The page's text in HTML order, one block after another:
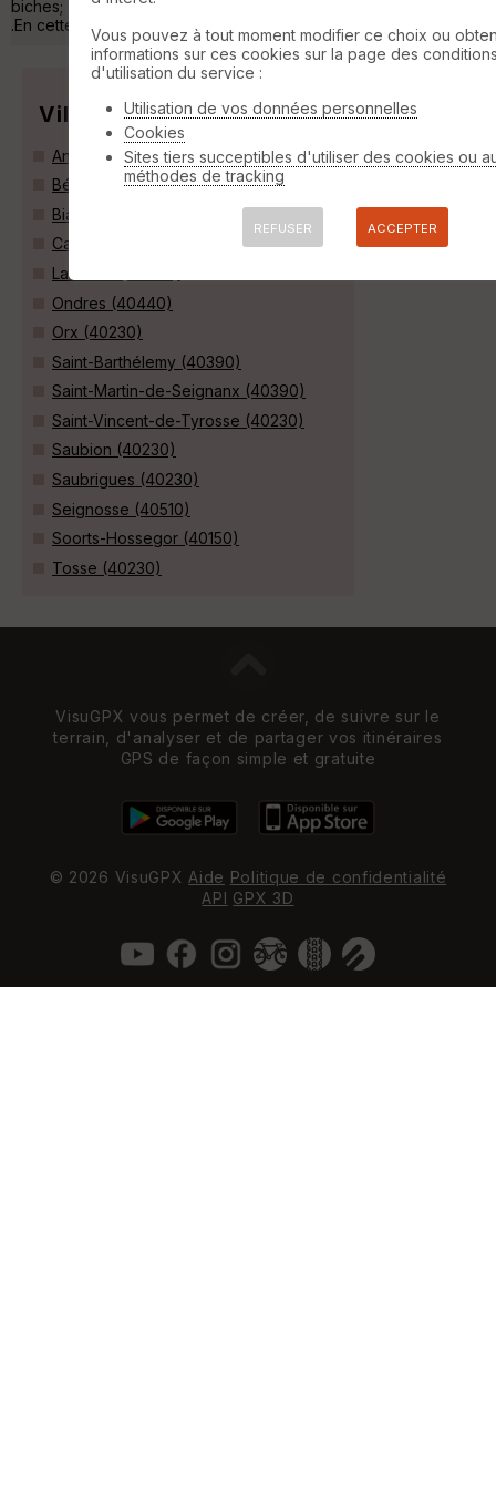
biches; sur le Marais des cigognes dans le nid , des échassiers
.En cette saisons les feuilles prennent de bel »
Villes
Angresse (40150)
Bénesse-Maremne (40230)
Biaudos (40390)
Capbreton (40130)
Labenne (40530)
Ondres (40440)
Orx (40230)
Saint-Barthélemy (40390)
Saint-Martin-de-Seignanx (40390)
Saint-Vincent-de-Tyrosse (40230)
Saubion (40230)
Saubrigues (40230)
Seignosse (40510)
Soorts-Hossegor (40150)
Tosse (40230)
VisuGPX vous permet de créer, de suivre sur le
terrain, d'analyser et de partager vos itinéraires
GPS de façon simple et gratuite
© 2026 VisuGPX Aide Politique de confidentialité
API GPX 3D
Vous pouvez à tout moment modifier ce choix ou
informations sur ces cookies sur la page des
d'utilisation du service :
Utilisation de vos données personnelles
Cookies
Sites tiers succeptibles d'utiliser des cookies ou
méthodes de tracking
REFUSER ACCEPTER